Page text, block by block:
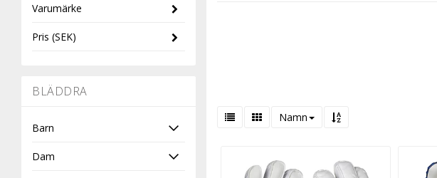
Dam
Herr
Fotboll
Träning
Varumärke
Select
Pris (SEK)
BLÄDDRA
Barn
Dam
Namn